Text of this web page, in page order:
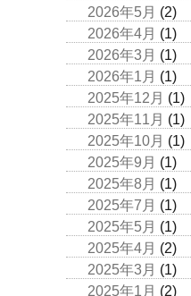
2026年5月 (2)
2026年4月 (1)
2026年3月 (1)
2026年1月 (1)
2025年12月 (1)
2025年11月 (1)
2025年10月 (1)
2025年9月 (1)
2025年8月 (1)
2025年7月 (1)
2025年5月 (1)
2025年4月 (2)
2025年3月 (1)
2025年1月 (2)